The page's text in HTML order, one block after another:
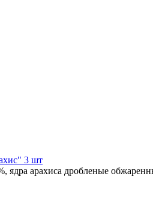
3 шт
ядра арахиса дробленые